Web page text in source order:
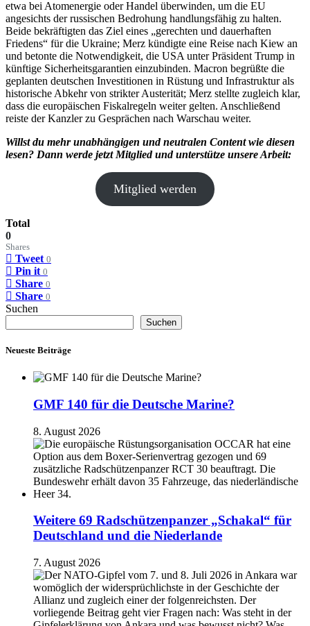
etwa bei Atomenergie oder Handel überwinden, um die EU
angesichts der russischen Bedrohung handlungsfähig zu halten.
Beide bekräftigten das Ziel eines „gerechten und dauerhaften
Friedens“ für die Ukraine; Merz kündigte eine Reise nach Kiew an
und betonte die Notwendigkeit, die USA unter Präsident Trump in
künftige Sicherheitsgarantien einzubinden. Macron begrüßte die
geplanten deutschen Investitionen in Rüstung und Infrastruktur als
historische Abkehr von strikter Austerität; Merz stellte zugleich klar,
dass die europäischen Fiskalregeln weiter gelten. Anschließend
reiste der Kanzler zu Gesprächen nach Warschau weiter.
Willst du mehr unabhängigen und neutralen Content wie diesen
lesen? Dann werde jetzt Mitglied und unterstütze unsere Arbeit:
Mitglied werden
Total
0
Shares
Tweet 0
Pin it 0
Share 0
Share 0
Suchen
Suchen
Neueste Beiträge
GMF 140 für die Deutsche Marine?
8. August 2026
Weitere 69 Radschützenpanzer „Schakal“ für
Deutschland und die Niederlande
7. August 2026